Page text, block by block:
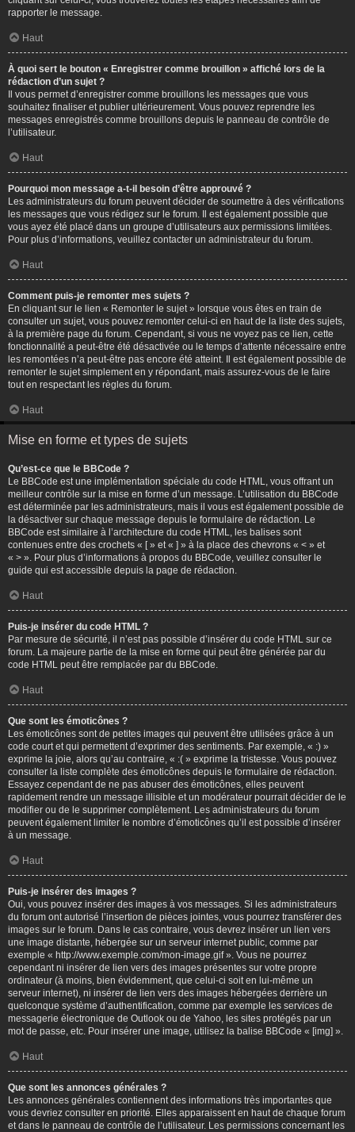
rapporter le message.
Haut
À quoi sert le bouton « Enregistrer comme brouillon » affiché lors de la
rédaction d’un sujet ?
Il vous permet d’enregistrer comme brouillons les messages que vous
souhaitez finaliser et publier ultérieurement. Vous pouvez reprendre les
messages enregistrés comme brouillons depuis le panneau de contrôle de
l’utilisateur.
Haut
Pourquoi mon message a-t-il besoin d’être approuvé ?
Les administrateurs du forum peuvent décider de soumettre à des vérifications
les messages que vous rédigez sur le forum. Il est également possible que
vous ayez été placé dans un groupe d’utilisateurs aux permissions limitées.
Pour plus d’informations, veuillez contacter un administrateur du forum.
Haut
Comment puis-je remonter mes sujets ?
En cliquant sur le lien « Remonter le sujet » lorsque vous êtes en train de
consulter un sujet, vous pouvez remonter celui-ci en haut de la liste des sujets,
à la première page du forum. Cependant, si vous ne voyez pas ce lien, cette
fonctionnalité a peut-être été désactivée ou le temps d’attente nécessaire entre
les remontées n’a peut-être pas encore été atteint. Il est également possible de
remonter le sujet simplement en y répondant, mais assurez-vous de le faire
tout en respectant les règles du forum.
Haut
Mise en forme et types de sujets
Qu’est-ce que le BBCode ?
Le BBCode est une implémentation spéciale du code HTML, vous offrant un
meilleur contrôle sur la mise en forme d’un message. L’utilisation du BBCode
est déterminée par les administrateurs, mais il vous est également possible de
la désactiver sur chaque message depuis le formulaire de rédaction. Le
BBCode est similaire à l’architecture du code HTML, les balises sont
contenues entre des crochets « [ » et « ] » à la place des chevrons « < » et
« > ». Pour plus d’informations à propos du BBCode, veuillez consulter le
guide qui est accessible depuis la page de rédaction.
Haut
Puis-je insérer du code HTML ?
Par mesure de sécurité, il n’est pas possible d’insérer du code HTML sur ce
forum. La majeure partie de la mise en forme qui peut être générée par du
code HTML peut être remplacée par du BBCode.
Haut
Que sont les émoticônes ?
Les émoticônes sont de petites images qui peuvent être utilisées grâce à un
code court et qui permettent d’exprimer des sentiments. Par exemple, « :) »
exprime la joie, alors qu’au contraire, « :( » exprime la tristesse. Vous pouvez
consulter la liste complète des émoticônes depuis le formulaire de rédaction.
Essayez cependant de ne pas abuser des émoticônes, elles peuvent
rapidement rendre un message illisible et un modérateur pourrait décider de le
modifier ou de le supprimer complètement. Les administrateurs du forum
peuvent également limiter le nombre d’émoticônes qu’il est possible d’insérer
à un message.
Haut
Puis-je insérer des images ?
Oui, vous pouvez insérer des images à vos messages. Si les administrateurs
du forum ont autorisé l’insertion de pièces jointes, vous pourrez transférer des
images sur le forum. Dans le cas contraire, vous devrez insérer un lien vers
une image distante, hébergée sur un serveur internet public, comme par
exemple « http://www.exemple.com/mon-image.gif ». Vous ne pourrez
cependant ni insérer de lien vers des images présentes sur votre propre
ordinateur (à moins, bien évidemment, que celui-ci soit en lui-même un
serveur internet), ni insérer de lien vers des images hébergées derrière un
quelconque système d’authentification, comme par exemple les services de
messagerie électronique de Outlook ou de Yahoo, les sites protégés par un
mot de passe, etc. Pour insérer une image, utilisez la balise BBCode « [img] ».
Haut
Que sont les annonces générales ?
Les annonces générales contiennent des informations très importantes que
vous devriez consulter en priorité. Elles apparaissent en haut de chaque forum
et dans le panneau de contrôle de l’utilisateur. Les permissions concernant les